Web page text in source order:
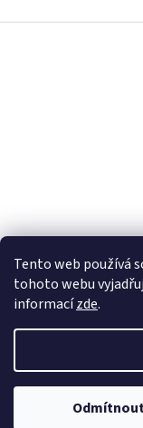
Tento web používá
tohoto webu
informacízde.
Copyright 2026